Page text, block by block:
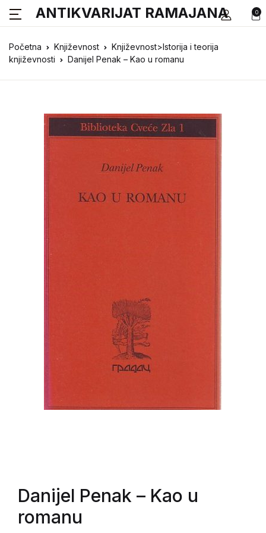
0
ANTIKVARIJAT RAMAJANA
Početna Književnost
Književnost>Istorija i teorija
književnosti
Danijel Penak – Kao u romanu
Danijel Penak – Kao u
romanu